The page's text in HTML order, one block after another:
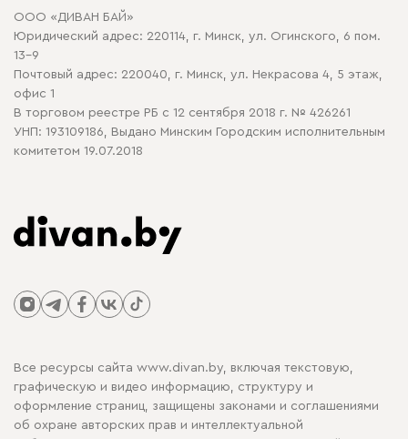
Политика конфиденциальности
Политика в отношении обработки cookie
ООО «ДИВАН БАЙ»
Юридический адрес: 220114, г. Минск, ул. Огинского, 6 пом.
13-9
Почтовый адрес: 220040, г. Минск, ул. Некрасова 4, 5 этаж,
офис 1
В торговом реестре РБ с 12 сентября 2018 г. № 426261
УНП: 193109186, Выдано Минским Городским исполнительным
комитетом 19.07.2018
Все ресурсы сайта www.divan.by, включая текстовую,
графическую и видео информацию, структуру и
оформление страниц, защищены законами и соглашениями
об охране авторских прав и интеллектуальной